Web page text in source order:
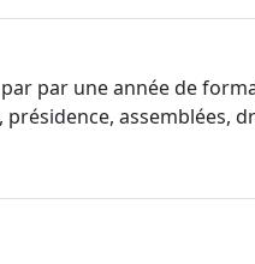
par une année de
assemblées,